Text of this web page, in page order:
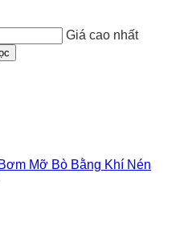
Giá cao nhất
Mỡ Bò Bằng Khí Nén